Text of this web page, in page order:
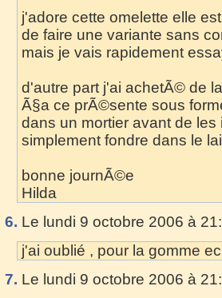
j'adore cette omelette elle
de faire une variante sans
mais je vais rapidement
d'autre part j'ai achetÃ© de
Ã§a ce prÃ©sente sous
dans un mortier avant de
simplement fondre dans le
bonne journÃ©e
Hilda
6. Le lundi 9 octobre 2006 à
j'ai oublié , pour la gomme
7. Le lundi 9 octobre 2006 à